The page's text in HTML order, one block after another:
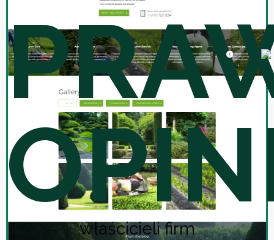
właścicieli firm